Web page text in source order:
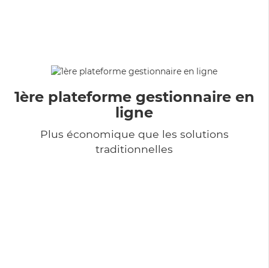
1ère plateforme gestionnaire en
ligne
Plus économique que les solutions
traditionnelles